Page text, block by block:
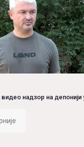
надзор на депонији